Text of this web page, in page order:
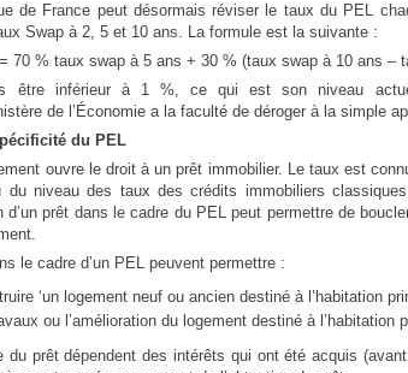
de France peut désormais réviser le taux du PEL
Swap à 2, 5 et 10 ans. La formule est la suivante :
70 % taux swap à 5 ans + 30 % (taux swap à 10 ans –
être inférieur à 1 %, ce qui est son niveau
de l’Économie a la faculté de déroger à la simple
du PEL
ouvre le droit à un prêt immobilier. Le taux est
du niveau des taux des crédits immobiliers
d’un prêt dans le cadre du PEL peut permettre de
le cadre d’un PEL peuvent permettre :
‘un logement neuf ou ancien destiné à l’habitation
ou l’amélioration du logement destiné à l’habitation
du prêt dépendent des intérêts qui ont été acquis